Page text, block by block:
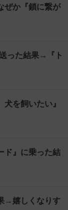
ぜか『鎖に繋が
った結果→『ト
を飼いたい』
ド』に乗った結
→嬉しくなりす